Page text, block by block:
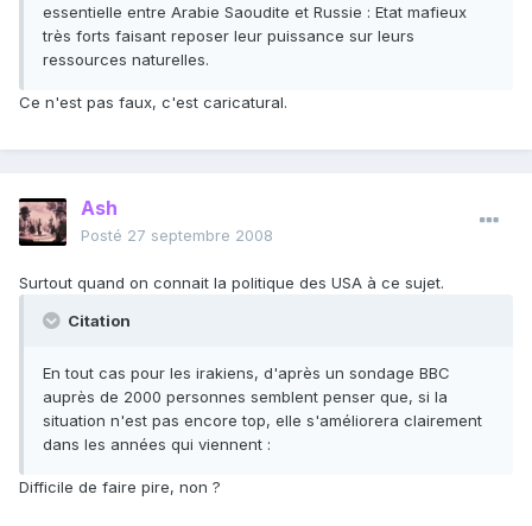
essentielle entre Arabie Saoudite et Russie : Etat mafieux
très forts faisant reposer leur puissance sur leurs
ressources naturelles.
Ce n'est pas faux, c'est caricatural.
Ash
Posté 27 septembre 2008
Surtout quand on connait la politique des USA à ce sujet.
Citation
En tout cas pour les irakiens, d'après un sondage BBC
auprès de 2000 personnes semblent penser que, si la
situation n'est pas encore top, elle s'améliorera clairement
dans les années qui viennent :
Difficile de faire pire, non ?